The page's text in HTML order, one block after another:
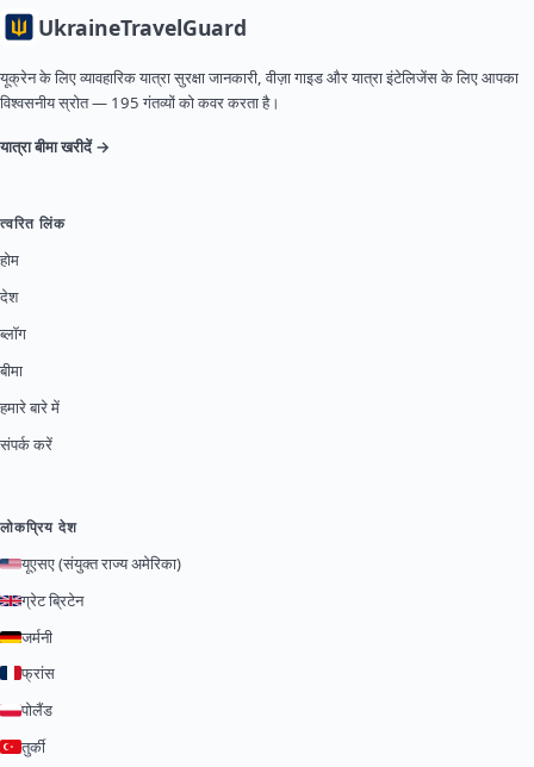
UkraineTravelGuard
यूक्रेन के लिए व्यावहारिक यात्रा सुरक्षा जानकारी, वीज़ा गाइड और यात्रा इंटेलिजेंस के लिए आपका
विश्वसनीय स्रोत — 195 गंतव्यों को कवर करता है।
यात्रा बीमा खरीदें →
त्वरित लिंक
होम
देश
ब्लॉग
बीमा
हमारे बारे में
संपर्क करें
लोकप्रिय देश
यूएसए (संयुक्त राज्य अमेरिका)
ग्रेट ब्रिटेन
जर्मनी
फ्रांस
पोलैंड
तुर्की